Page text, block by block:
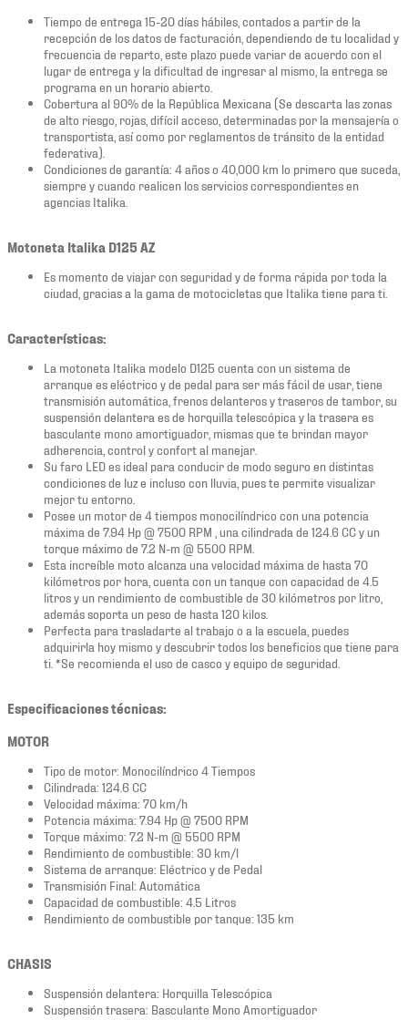
Tiempo de entrega 15-20 días hábiles, contados a partir de la
recepción de los datos de facturación, dependiendo de tu localidad y
frecuencia de reparto, este plazo puede variar de acuerdo con el
lugar de entrega y la dificultad de ingresar al mismo, la entrega se
programa en un horario abierto.
Cobertura al 90% de la República Mexicana (Se descarta las zonas
de alto riesgo, rojas, difícil acceso, determinadas por la mensajería o
transportista, así como por reglamentos de tránsito de la entidad
federativa).
Condiciones de garantía: 4 años o 40,000 km lo primero que suceda,
siempre y cuando realicen los servicios correspondientes en
agencias Italika.
Motoneta Italika D125 AZ
Es momento de viajar con seguridad y de forma rápida por toda la
ciudad, gracias a la gama de motocicletas que Italika tiene para ti.
Características:
La motoneta Italika modelo D125 cuenta con un sistema de
arranque es eléctrico y de pedal para ser más fácil de usar, tiene
transmisión automática, frenos delanteros y traseros de tambor, su
suspensión delantera es de horquilla telescópica y la trasera es
basculante mono amortiguador, mismas que te brindan mayor
adherencia, control y confort al manejar.
Su faro LED es ideal para conducir de modo seguro en distintas
condiciones de luz e incluso con lluvia, pues te permite visualizar
mejor tu entorno.
Posee un motor de 4 tiempos monocilíndrico con una potencia
máxima de 7.94 Hp @ 7500 RPM , una cilindrada de 124.6 CC y un
torque máximo de 7.2 N-m @ 5500 RPM.
Esta increíble moto alcanza una velocidad máxima de hasta 70
kilómetros por hora, cuenta con un tanque con capacidad de 4.5
litros y un rendimiento de combustible de 30 kilómetros por litro,
además soporta un peso de hasta 120 kilos.
Perfecta para trasladarte al trabajo o a la escuela, puedes
adquirirla hoy mismo y descubrir todos los beneficios que tiene para
ti. *Se recomienda el uso de casco y equipo de seguridad.
Especificaciones técnicas:
MOTOR
Tipo de motor: Monocilíndrico 4 Tiempos
Cilindrada: 124.6 CC
Velocidad máxima: 70 km/h
Potencia máxima: 7.94 Hp @ 7500 RPM
Torque máximo: 7.2 N-m @ 5500 RPM
Rendimiento de combustible: 30 km/l
Sistema de arranque: Eléctrico y de Pedal
Transmisión Final: Automática
Capacidad de combustible: 4.5 Litros
Rendimiento de combustible por tanque: 135 km
CHASIS
Suspensión delantera: Horquilla Telescópica
Suspensión trasera: Basculante Mono Amortiguador